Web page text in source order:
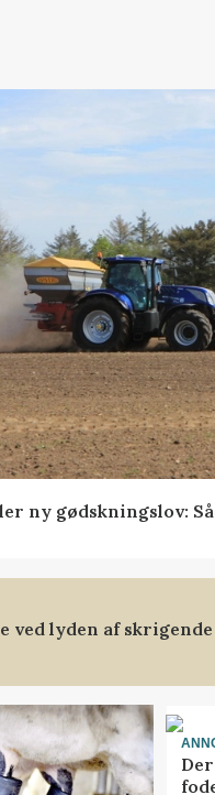
ny gødskningslov:
ved lyden af